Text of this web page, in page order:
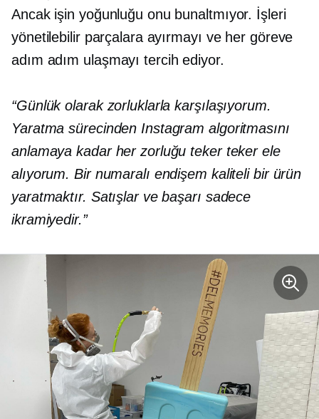
Ancak işin yoğunluğu onu bunaltmıyor. İşleri
yönetilebilir parçalara ayırmayı ve her göreve
adım adım ulaşmayı tercih ediyor.
“Günlük olarak zorluklarla karşılaşıyorum.
Yaratma sürecinden Instagram algoritmasını
anlamaya kadar her zorluğu teker teker ele
alıyorum. Bir numaralı endişem kaliteli bir ürün
yaratmaktır. Satışlar ve başarı sadece
ikramiyedir.”